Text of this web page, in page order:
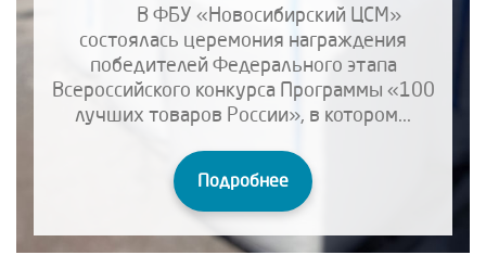
В ФБУ «Новосибирский ЦСМ»
состоялась церемония награждения
победителей Федерального этапа
Всероссийского конкурса Программы «100
лучших товаров России», в котором...
Подробнее